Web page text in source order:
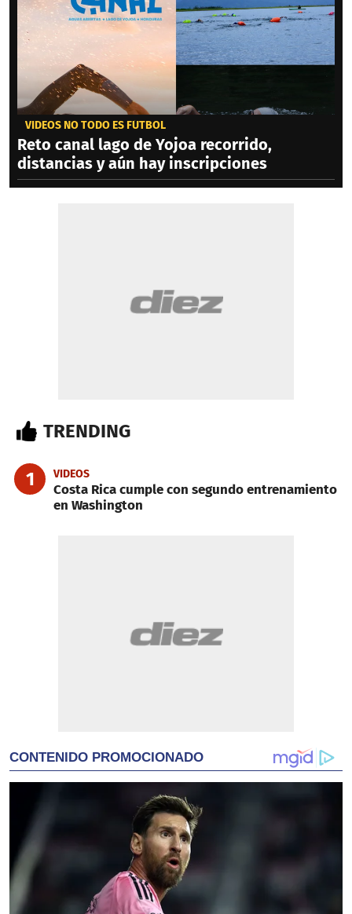
VIDEOS NO TODO ES FÚTBOL
Reto canal lago de Yojoa recorrido,
distancias y aún hay inscripciones
TRENDING
1 VIDEOS
Costa Rica cumple con segundo entrenamiento
en Washington